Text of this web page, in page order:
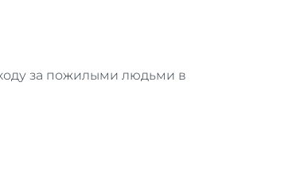
за пожилыми людьми в